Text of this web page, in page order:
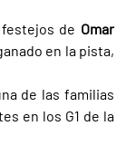
de Omar
en la pista,
de las familias
en los G1 de la